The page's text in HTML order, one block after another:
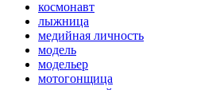
космонавт
лыжница
медийная личность
модель
модельер
мотогонщица